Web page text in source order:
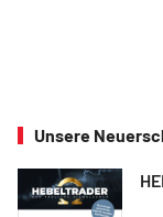
Unsere